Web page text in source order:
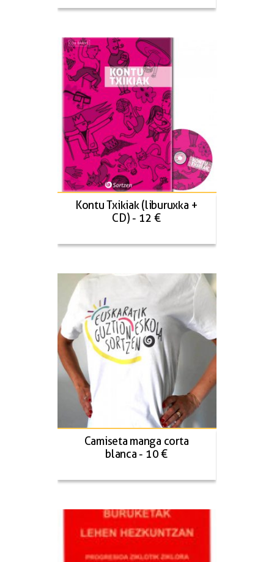
Kontu Txikiak (liburuxka +
CD) - 12 €
Camiseta manga corta
blanca - 10 €